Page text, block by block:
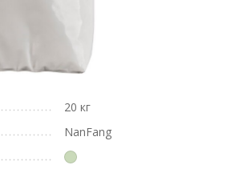
20 кг
NanFang